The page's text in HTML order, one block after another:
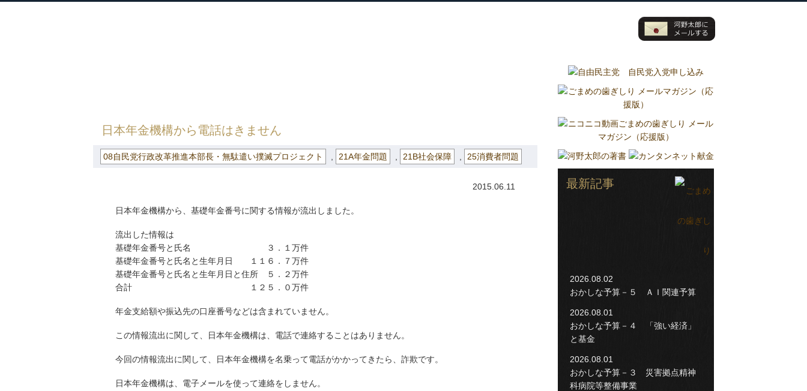
日本年金機構から電話はきません
08自民党行政改革推進本部長・無駄遣い撲滅プロジェクト 21A年金問題 21B社会保障 25消費者問題
2015.06.11
日本年金機構から、基礎年金番号に関する情報が流出しました。
流出した情報は
基礎年金番号と氏名 ３．１万件
基礎年金番号と氏名と生年月日 １１６．７万件
基礎年金番号と氏名と生年月日と住所 ５．２万件
合計 １２５．０万件
年金支給額や振込先の口座番号などは含まれていません。
この情報流出に関して、日本年金機構は、電話で連絡することはありません。
今回の情報流出に関して、日本年金機構を名乗って電話がかかってきたら、詐欺です。
日本年金機構は、電子メールを使って連絡をしません。
最新記事
2026.08.02
おかしな予算－５ ＡＩ関連予算
2026.08.01
おかしな予算－４ 「強い経済」
と基金
2026.08.01
おかしな予算－３ 災害拠点精神
科病院等整備事業